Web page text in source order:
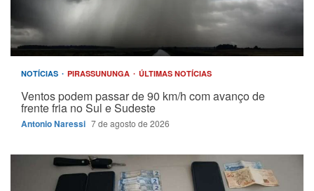
NOTÍCIAS PIRASSUNUNGA ÚLTIMAS NOTÍCIAS
Ventos podem passar de 90 km/h com avanço de
frente fria no Sul e Sudeste
Antonio Naressi 7 de agosto de 2026